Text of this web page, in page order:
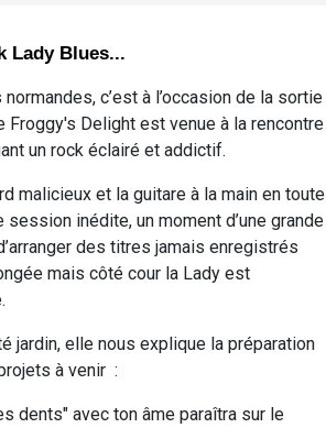
Lady Blues...
c’est à l’occasion de la sortie
Delight est venue à la rencontre
un rock éclairé et addictif.
malicieux et la guitare à la main en toute
inédite, un moment d’une grande
des titres jamais enregistrés
mais côté cour la Lady est
jardin, elle nous explique la préparation
à venir :
dents" avec ton âme paraîtra sur le